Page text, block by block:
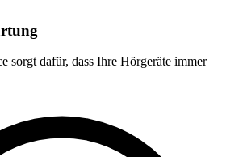
sorgt dafür, dass Ihre Hörgeräte immer